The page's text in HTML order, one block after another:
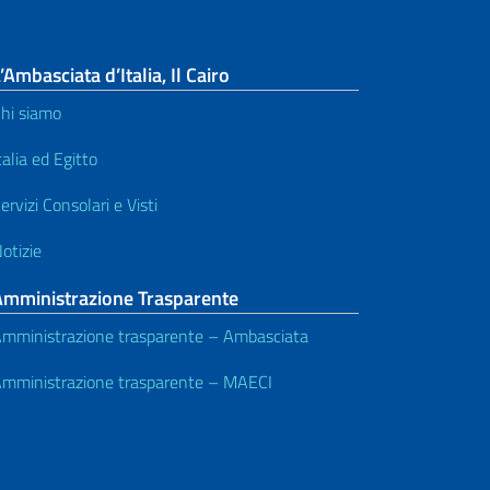
d’Italia, Il Cairo
siamo
ed Egitto
Consolari e Visti
Trasparente
trasparente – Ambasciata
trasparente – MAECI